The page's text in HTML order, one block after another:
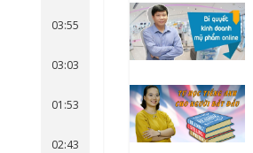
03:55
03:03
01:53
02:43